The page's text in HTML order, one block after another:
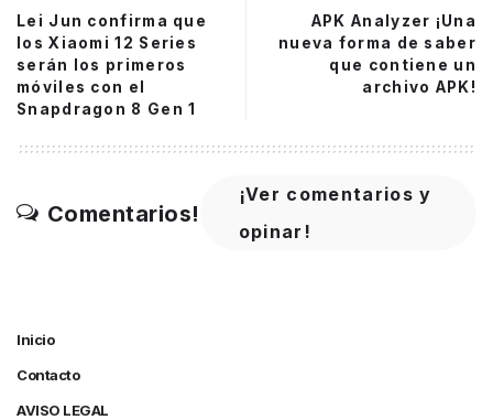
Lei Jun confirma que
los Xiaomi 12 Series
serán los primeros
móviles con el
Snapdragon 8 Gen 1
APK Analyzer ¡Una
nueva forma de saber
que contiene un
archivo APK!
Comentarios!
¡Ver comentarios y
opinar!
Inicio
Contacto
AVISO LEGAL